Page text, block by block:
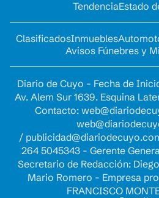
TendenciaEstado
ClasificadosInmuebles
Avisos Fúnebres y
Diario de Cuyo - Fecha de
Av. Alem Sur 1639. Esquina
Contacto:
/
264 5045343 - Gerente
Secretario de Redacción:
Mario Romero - Empresa
FRANCISCO